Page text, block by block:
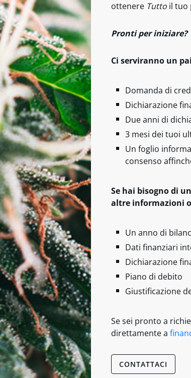
ottenere Tutto il tuo
Pronti per iniziare?
Ci serviranno un
Domanda di
Dichiarazione
Due anni di
3 mesi dei tuoi
Un foglio
consenso
Se hai bisogno di
altre informazioni
Un anno di
Dati finanziari
Dichiarazione
Piano di debito
Giustificazione
Se sei pronto a
direttamente a
CONTATTACI